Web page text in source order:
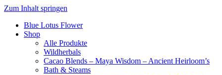
Zum Inhalt springen
Blue Lotus Flower
Shop
Alle Produkte
Wildherbals
Cacao Blends – Maya Wisdom – Ancient Heirloom’s
Bath & Steams